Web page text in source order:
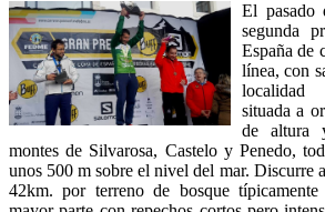
El pasado
segunda
España de
línea, con
situada a
de altura
montes de Silvarosa, Castelo y Penedo,
unos 500 m sobre el nivel del mar. Discurre
42km. por terreno de bosque